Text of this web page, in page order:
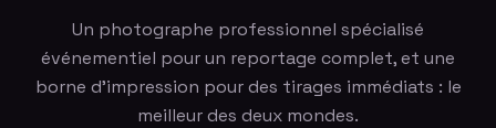
Un photographe professionnel spécialisé
événementiel pour un reportage complet, et une
borne d'impression pour des tirages immédiats : le
meilleur des deux mondes.